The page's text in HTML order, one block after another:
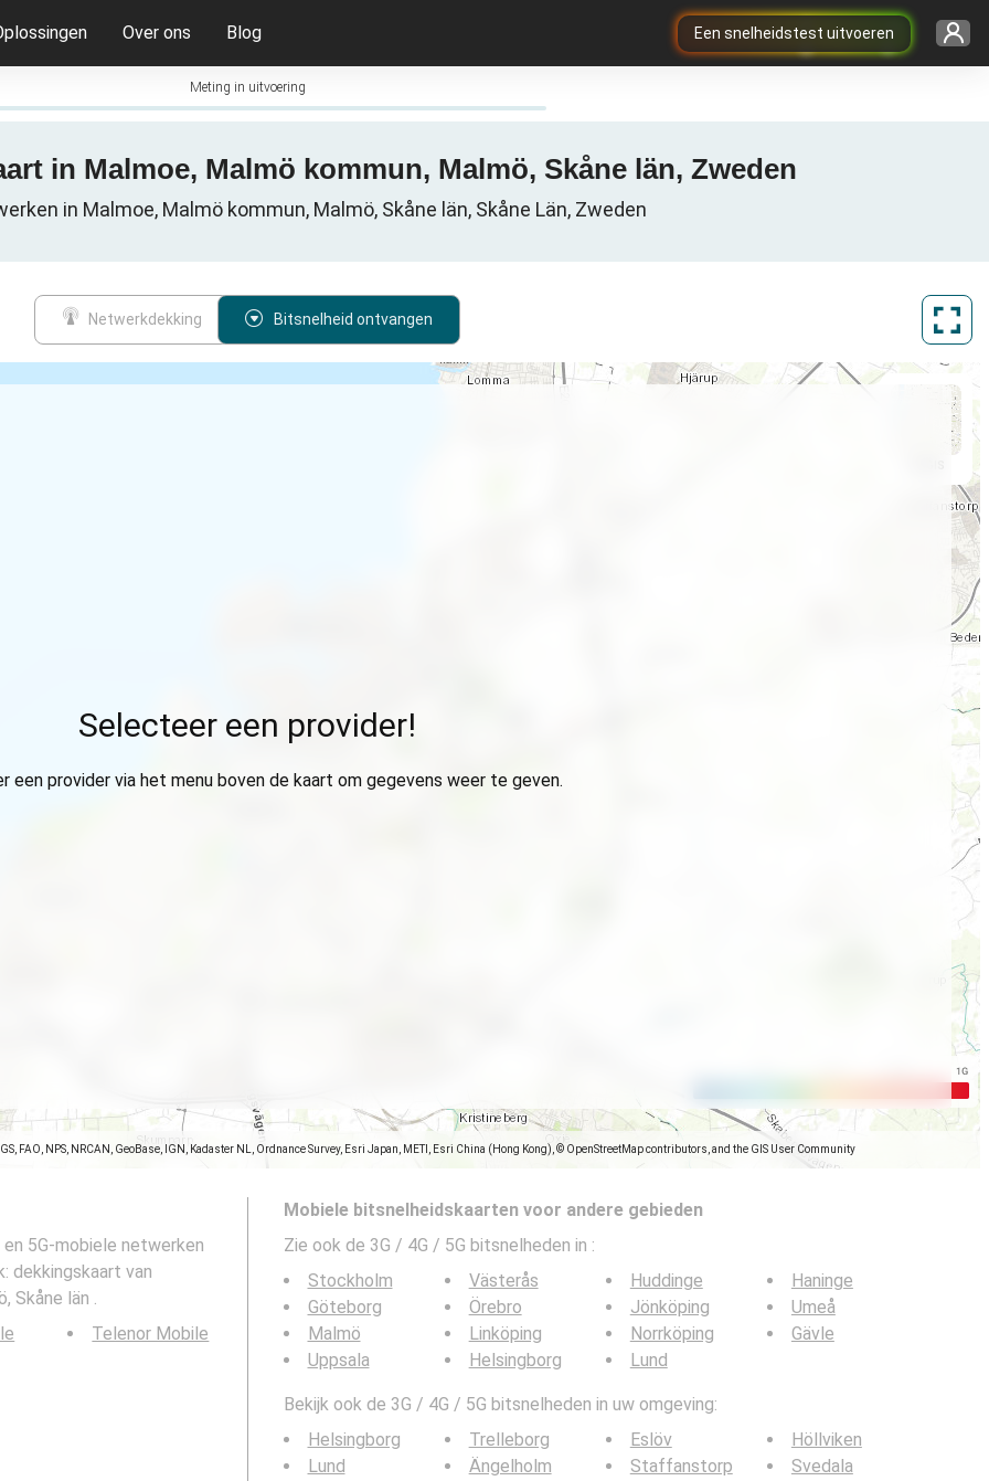
Een snelheidstest uitvoeren
Over ons Blog
Meting in uitvoering
in Malmoe, Malmö kommun, Malmö, Skåne län, Zweden
in Malmoe, Malmö kommun, Malmö, Skåne län, Skåne Län, Zweden
Netwerkdekking Bitsnelheid ontvangen
FAO, NPS, NRCAN, GeoBase, IGN, Kadaster NL, Ordnance Survey, Esri Japan, METI, Esri China (Hong Kong), © OpenStreetMap contributors, and the GIS User Community
Selecteer een provider!
een provider via het menu boven de kaart om gegevens weer te geven.
5G-mobiele netwerken
dekkingskaart van
Skåne län .
Telenor Mobile
Mobiele bitsnelheidskaarten voor andere gebieden
Zie ook de 3G / 4G / 5G bitsnelheden in :
Stockholm
Göteborg
Malmö
Uppsala
Västerås
Örebro
Linköping
Helsingborg
Huddinge
Jönköping
Norrköping
Lund
Haninge
Umeå
Gävle
Bekijk ook de 3G / 4G / 5G bitsnelheden in uw omgeving:
Helsingborg
Lund
Trelleborg
Ängelholm
Eslöv
Staffanstorp
Höllviken
Svedala